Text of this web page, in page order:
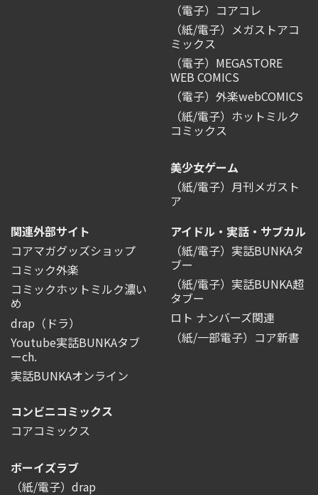
（電子）コアコレ
（紙/電子）メガストアコ
ミックス
（電子）MEGASTORE
WEB COMICS
（電子）外楽webCOMICS
（紙/電子）ホットミルク
コミックス
美少女ゲーム
（紙/電子）月刊メガスト
ア
関連外部サイト
コアマガグッズショップ
コミック外楽
コミックホットミルク濃い
め
drap（ドラ）
Youtube実話BUNKAタブ
ーch.
実話BUNKAオンライン
アイドル・実話・サブカル
（紙/電子）実話BUNKAタ
ブー
（紙/電子）実話BUNKA超
タブー
ロト ナンバーズ関連
（紙/一部電子）コア新書
コンビニコミックス
コアコミックス
ボーイズラブ
（紙/電子）drap